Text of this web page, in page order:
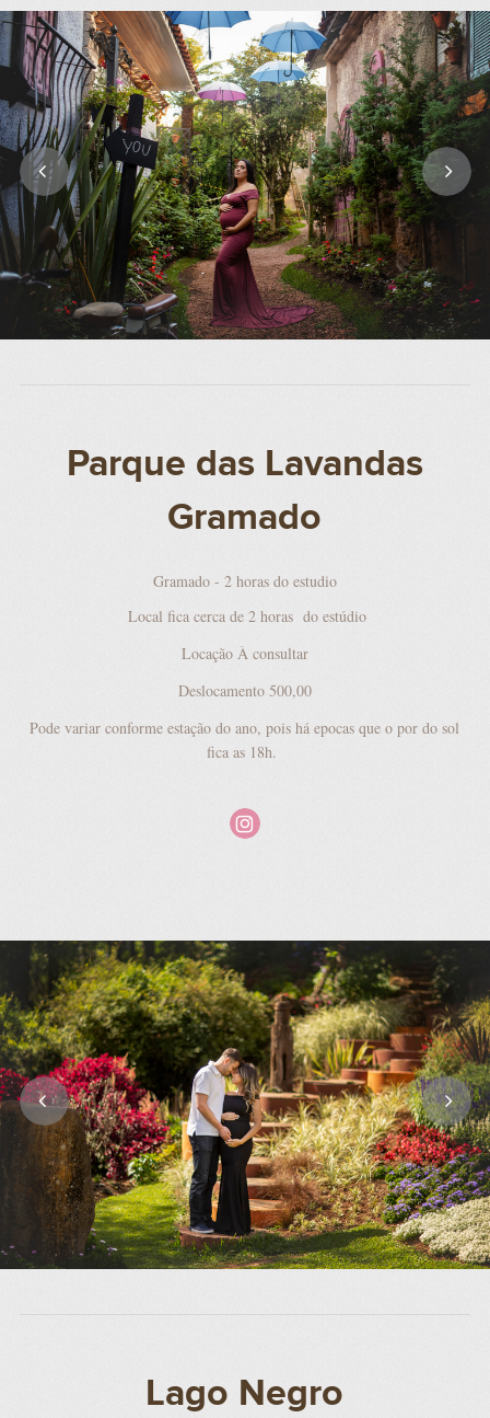
Parque das Lavandas
Gramado
Gramado - 2 horas do estudio
Local fica cerca de 2 horas do estúdio
Locação À consultar
Deslocamento 500,00
Pode variar conforme estação do ano, pois há epocas que o por do sol
fica as 18h.
Lago Negro